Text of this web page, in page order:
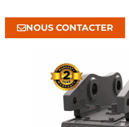
NOUS CONTACTER